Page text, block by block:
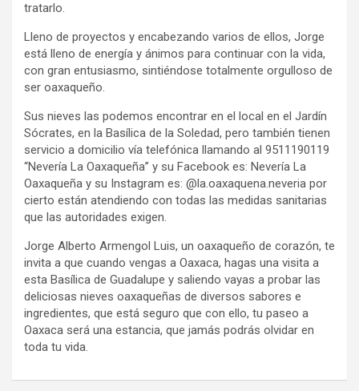
tratarlo.
Lleno de proyectos y encabezando varios de ellos, Jorge
está lleno de energía y ánimos para continuar con la vida,
con gran entusiasmo, sintiéndose totalmente orgulloso de
ser oaxaqueño.
Sus nieves las podemos encontrar en el local en el Jardín
Sócrates, en la Basílica de la Soledad, pero también tienen
servicio a domicilio vía telefónica llamando al 9511190119
“Nevería La Oaxaqueña” y su Facebook es: Nevería La
Oaxaqueña y su Instagram es: @la.oaxaquena.neveria por
cierto están atendiendo con todas las medidas sanitarias
que las autoridades exigen.
Jorge Alberto Armengol Luis, un oaxaqueño de corazón, te
invita a que cuando vengas a Oaxaca, hagas una visita a
esta Basílica de Guadalupe y saliendo vayas a probar las
deliciosas nieves oaxaqueñas de diversos sabores e
ingredientes, que está seguro que con ello, tu paseo a
Oaxaca será una estancia, que jamás podrás olvidar en
toda tu vida.